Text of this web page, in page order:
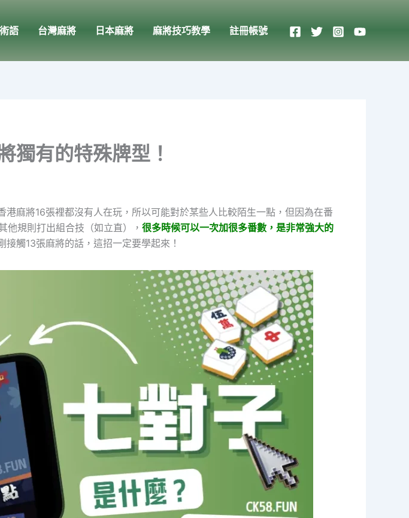
語 台灣麻將 日本麻將 麻將技巧教學 註冊帳號
獨有的特殊牌型！
麻將16張裡都沒有人在玩，所以可能對於某些人比較陌生一點，但因為在番
他規則打出組合技（如立直）， 很多時候可以一次加很多番數，是非常強大的
觸13張麻將的話，這招一定要學起來！